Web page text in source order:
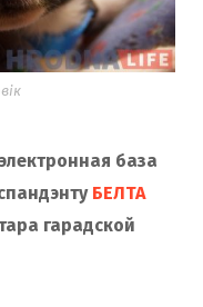
база
БЕЛТА
гарадской